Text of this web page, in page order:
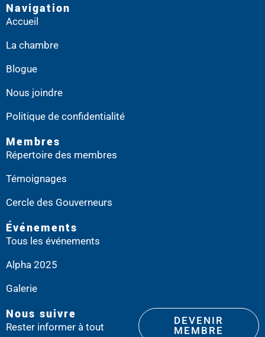
Navigation
Accueil
La chambre
Blogue
Nous joindre
Politique de confidentialité
Membres
Répertoire des membres
Témoignages
Cercle des Gouverneurs
Événements
Tous les événements
Alpha 2025
Galerie
Nous suivre
Rester informer à tout
DEVENIR
MEMBRE